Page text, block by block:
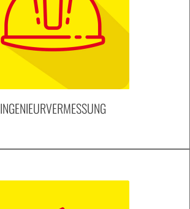
INGENIEURVERMESSUNG